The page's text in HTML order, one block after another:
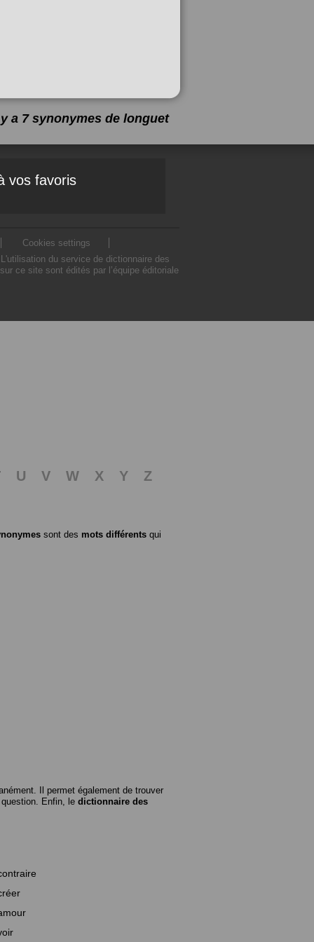
a 7 synonymes de longuet
vos favoris
Cookies settings
du service de dictionnaire des
ce site sont édités par l’équipe éditoriale
U V W X Y
Z
sont des mots différents qui
Il permet également de trouver
Enfin, le dictionnaire des